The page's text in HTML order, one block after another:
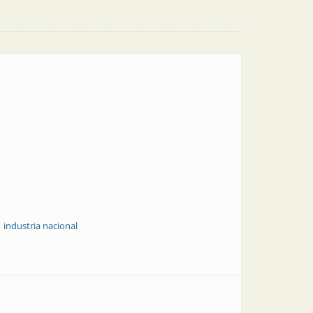
industria nacional